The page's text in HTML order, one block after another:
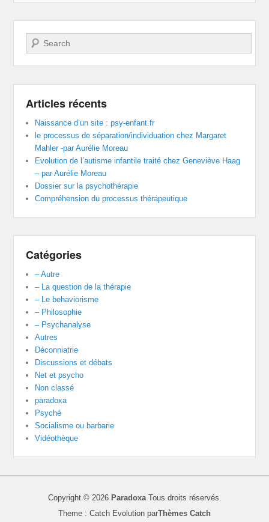
Recherche
Articles récents
Naissance d’un site : psy-enfant.fr
le processus de séparation/individuation chez Margaret
Mahler -par Aurélie Moreau
Evolution de l’autisme infantile traité chez Geneviève Haag
– par Aurélie Moreau
Dossier sur la psychothérapie
Compréhension du processus thérapeutique
Catégories
– Autre
– La question de la thérapie
– Le behaviorisme
– Philosophie
– Psychanalyse
Autres
Déconniatrie
Discussions et débats
Net et psycho
Non classé
paradoxa
Psyché
Socialisme ou barbarie
Vidéothèque
Copyright © 2026 ParadoxaTous droits réservés.
Theme : Catch Evolution parThèmes Catch